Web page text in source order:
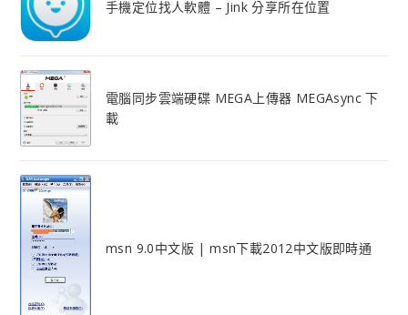
手機定位找人軟體 – Jink 分享所在位置
電腦同步雲端硬碟 MEGA上傳器 MEGAsync 下
載
msn 9.0中文版 | msn下載2012中文版即時通